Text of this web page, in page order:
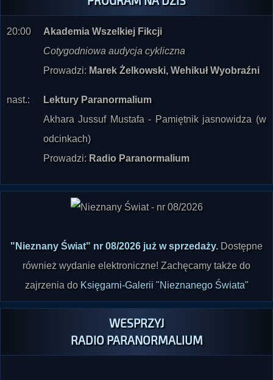
Akademia Wszelkiej Fikcji
Cotygodniowa audycja cykliczna
Prowadzi:Marek Żelkowski, Wehikuł Wyobraźni
Lektury Paranormalium
Akhara Jussuf Mustafa - Pamiętnik jasnowidza (w
odcinkach)
Prowadzi:Radio Paranormalium
również wydanie elektroniczne! Zachęcamy także do
zajrzenia doKsięgarni-Galerii "Nieznanego Świata"
WESPRZYJ
RADIO PARANORMALIUM